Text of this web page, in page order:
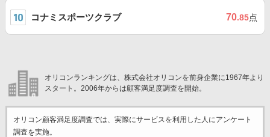
コナミスポーツクラブ 70.85点
オリコンランキングは、株式会社オリコンを前身企業に1967年より
スタート。2006年からは顧客満足度調査を開始。
オリコン顧客満足度調査では、実際にサービスを利用した 人にアンケート
調査を実施。